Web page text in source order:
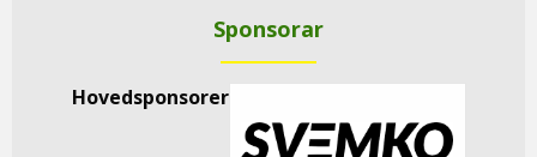
Sponsorar
Hovedsponsorer